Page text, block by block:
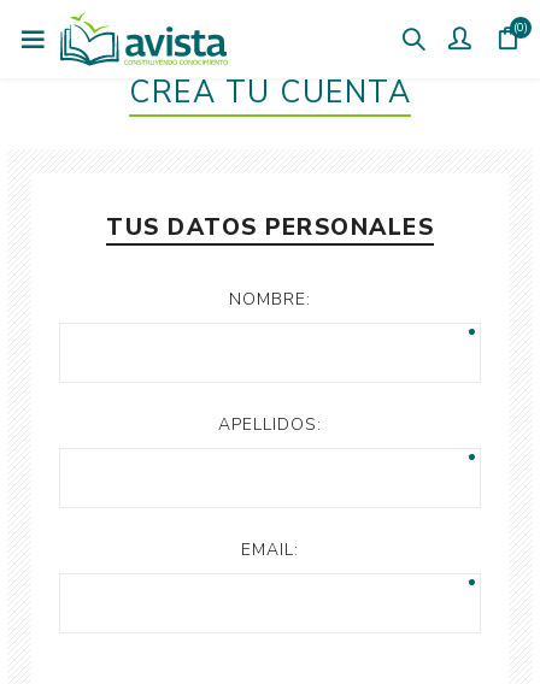
(0)
CREÁ TU CUENTA
TUS DATOS PERSONALES
NOMBRE:
APELLIDOS:
EMAIL: